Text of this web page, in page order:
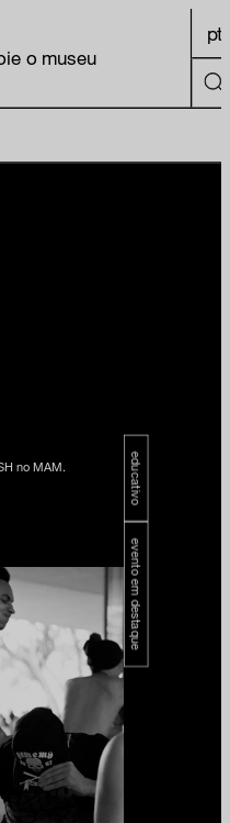
o museu
pt
no MAM.
educativo
evento em destaque